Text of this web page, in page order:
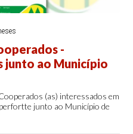
-
junto ao Município
(as) interessados em
junto ao Município de